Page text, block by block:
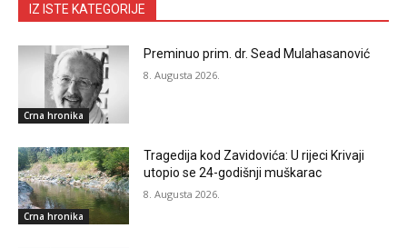
IZ ISTE KATEGORIJE
Crna hronika
Preminuo prim. dr. Sead Mulahasanović
8. Augusta 2026.
Crna hronika
Tragedija kod Zavidovića: U rijeci Krivaji
utopio se 24-godišnji muškarac
8. Augusta 2026.